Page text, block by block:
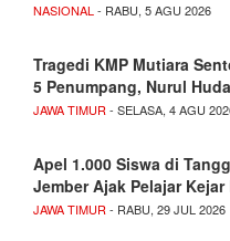
NASIONAL - RABU, 5 AGU 2026
Tragedi KMP Mutiara
5 Penumpang, Nurul
JAWA TIMUR - SELASA, 4 AGU
Apel 1.000 Siswa di
Jember Ajak Pelajar
JAWA TIMUR - RABU, 29 JUL 2026